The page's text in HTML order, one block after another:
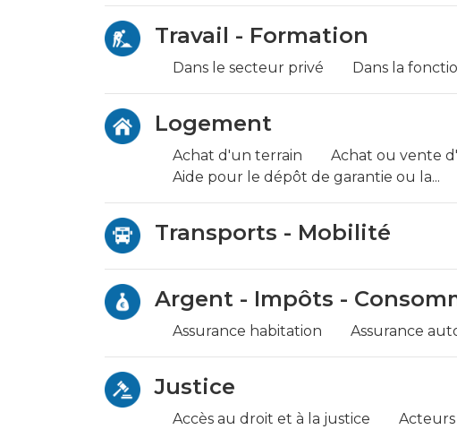
Travail - Formation
Dans le secteur privé Dans la
Logement
Achat d'un terrain Achat ou vente
Aide pour le dépôt de garantie ou la...
Transports - Mobilité
Argent - Impôts -
Assurance habitation Assurance
Justice
Accès au droit et à la justice